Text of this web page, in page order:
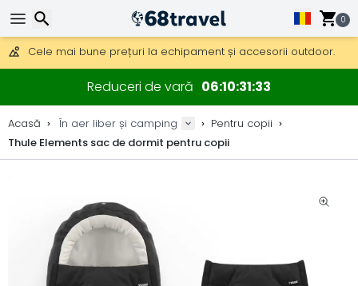
0
DHL Express peste noapte, de asemenea, disponibil.
30 zile pentru retur, 90 zile pentru hărți din lemn și decorațiuni.
Cele mai bune prețuri la echipament și accesorii outdoor.
Reduceri de vară 06 10 31 33
Acasă În aer liber și camping
Pentru copii
Thule Elements sac de dormit pentru copii
Căutare